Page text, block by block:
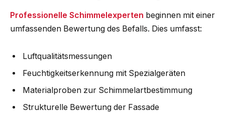
Professionelle Schimmelexperten beginnen mit einer
umfassenden Bewertung des Befalls. Dies umfasst:
Luftqualitätsmessungen
Feuchtigkeitserkennung mit Spezialgeräten
Materialproben zur Schimmelartbestimmung
Strukturelle Bewertung der Fassade